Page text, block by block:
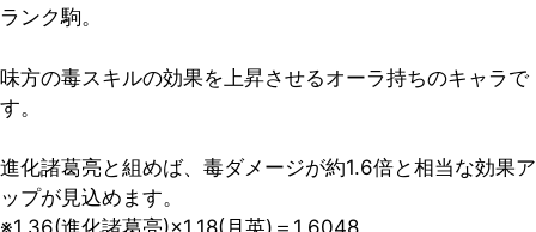
ランク駒。
味方の毒スキルの効果を上昇させるオーラ持ちのキャラで
す。
進化諸葛亮と組めば、毒ダメージが約1.6倍と相当な効果ア
ップが見込めます。
※1.36(進化諸葛亮)×1.18(月英)＝1.6048